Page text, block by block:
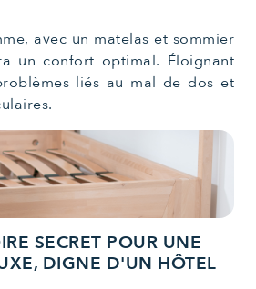
avec un matelas et sommier
un confort optimal. Éloignant
liés au mal de dos et
SECRET POUR UNE
DIGNE D'UN HÔTEL